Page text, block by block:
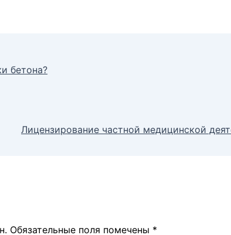
бетона?
Лицензирование частной медицинской
Обязательные поля помечены *